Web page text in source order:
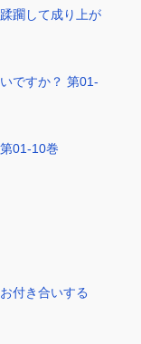
躙して成り上が
ですか？ 第01-
01-10巻
付き合いする